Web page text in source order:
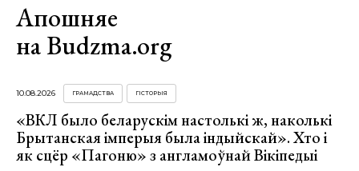
Апошняе
на Budzma.org
10.08.2026 ГРАМАДСТВА ГІСТОРЫЯ
«ВКЛ было беларускім настолькі ж, наколькі
Брытанская імперыя была індыйскай». Хто і
як сцёр «Пагоню» з англамоўнай Вікіпедыі